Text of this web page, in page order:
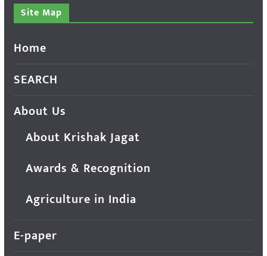
Site Map
Home
SEARCH
About Us
About Krishak Jagat
Awards & Recognition
Agriculture in India
E-paper